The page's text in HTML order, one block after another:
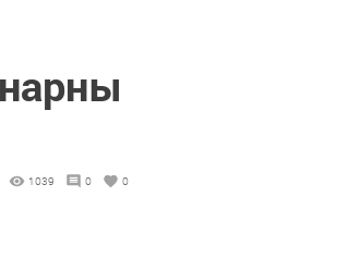
1039 0 0